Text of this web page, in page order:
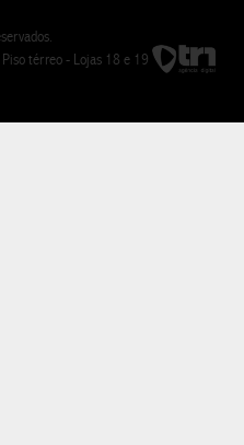
Piso térreo - Lojas 18 e 19